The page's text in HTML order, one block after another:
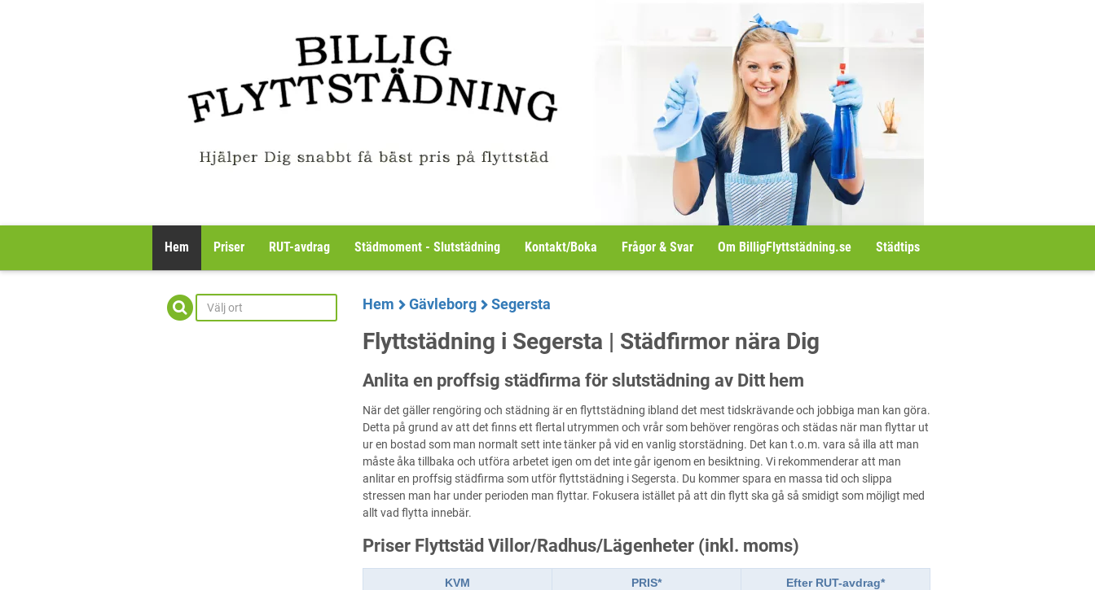
Hem Priser RUT-avdrag Städmoment - Slutstädning Kontakt/Boka Frågor & Svar Om BilligFlyttstädning.se Städtips
Hem Gävleborg Segersta
Flyttstädning i Segersta | Städfirmor nära Dig
Anlita en proffsig städfirma för slutstädning av Ditt hem
När det gäller rengöring och städning är en flyttstädning ibland det mest tidskrävande och jobbiga man kan göra.
Detta på grund av att det finns ett flertal utrymmen och vrår som behöver rengöras och städas när man flyttar ut
ur en bostad som man normalt sett inte tänker på vid en vanlig storstädning. Det kan t.o.m. vara så illa att man
måste åka tillbaka och utföra arbetet igen om det inte går igenom en besiktning. Vi rekommenderar att man
anlitar en proffsig städfirma som utför flyttstädning i Segersta. Du kommer spara en massa tid och slippa
stressen man har under perioden man flyttar. Fokusera istället på att din flytt ska gå så smidigt som möjligt med
allt vad flytta innebär.
Priser Flyttstäd Villor/Radhus/Lägenheter (inkl. moms)
KVM PRIS* Efter RUT-avdrag*